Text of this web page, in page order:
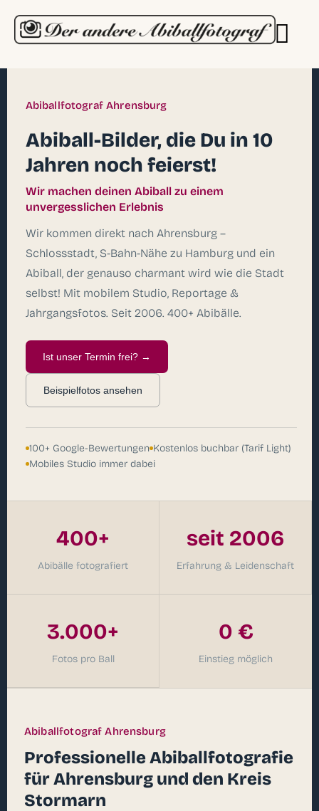
Abiballfotograf Ahrensburg
Abiball-Bilder, die Du in 10
Jahren noch feierst!
Wir machen deinen Abiball zu einem
unvergesslichen Erlebnis
Wir kommen direkt nach Ahrensburg –
Schlossstadt, S-Bahn-Nähe zu Hamburg und ein
Abiball, der genauso charmant wird wie die Stadt
selbst! Mit mobilem Studio, Reportage &
Jahrgangsfotos. Seit 2006. 400+ Abibälle.
Ist unser Termin frei? →
Beispielfotos ansehen
100+ Google-Bewertungen Kostenlos buchbar (Tarif Light)
Mobiles Studio immer dabei
400+
Abibälle fotografiert
seit 2006
Erfahrung & Leidenschaft
3.000+
Fotos pro Ball
0 €
Einstieg möglich
Abiballfotograf Ahrensburg
Professionelle Abiballfotografie
für Ahrensburg und den Kreis
Stormarn